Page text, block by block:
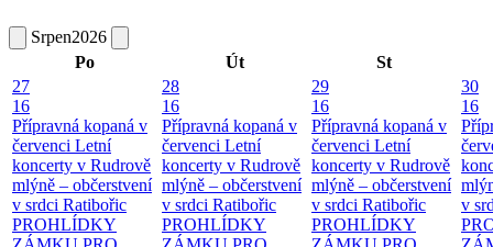
Srpen2026
Po
Út
St
27
16
Přípravná kopaná v
červenci Letní
koncerty v Rudrově
mlýně – občerstvení
v srdci Ratibořic
PROHLÍDKY
28
16
Přípravná kopaná v
červenci Letní
koncerty v Rudrově
mlýně – občerstvení
v srdci Ratibořic
PROHLÍDKY
29
16
Přípravná kopaná v
červenci Letní
koncerty v Rudrově
mlýně – občerstvení
v srdci Ratibořic
PROHLÍDKY
30
16
v